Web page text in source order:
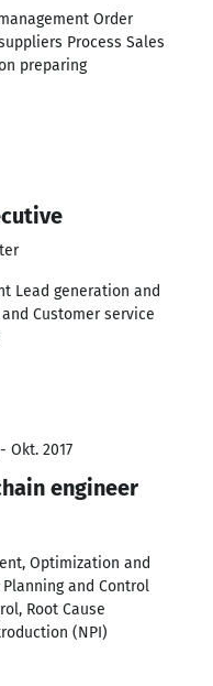
Order
Process Sales
preparing
Lead generation and
Customer service
Okt. 2017
engineer
Optimization and
and Control
Root Cause
(NPI)